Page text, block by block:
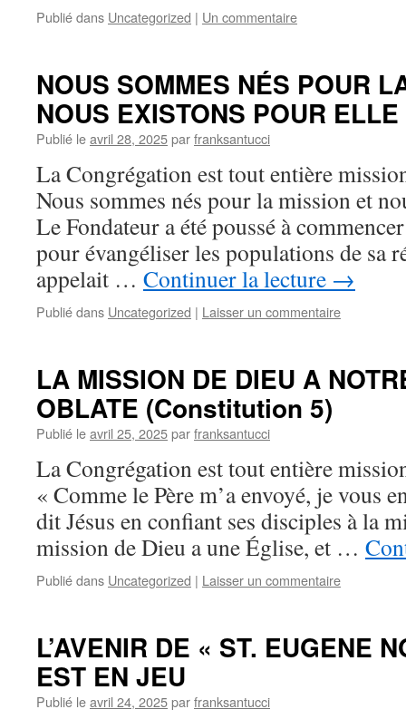
Publié dans Uncategorized | Un commentaire
NOUS SOMMES NÉS POUR
NOUS EXISTONS POUR
Publié leavril 28, 2025parfranksantucci
La Congrégation est tout entière
Nous sommes nés pour la mission et
Le Fondateur a été poussé à
pour évangéliser les populations de sa
appelait … Continuer la lecture →
Publié dans Uncategorized | Laisser un commentaire
LA MISSION DE DIEU A
OBLATE (Constitution 5)
Publié leavril 25, 2025parfranksantucci
La Congrégation est tout entière
« Comme le Père m’a envoyé, je vous
dit Jésus en confiant ses disciples à la
mission de Dieu a une Église, et …
Publié dans Uncategorized | Laisser un commentaire
L’AVENIR DE « ST. EUGENE
EST EN JEU
Publié leavril 24, 2025parfranksantucci